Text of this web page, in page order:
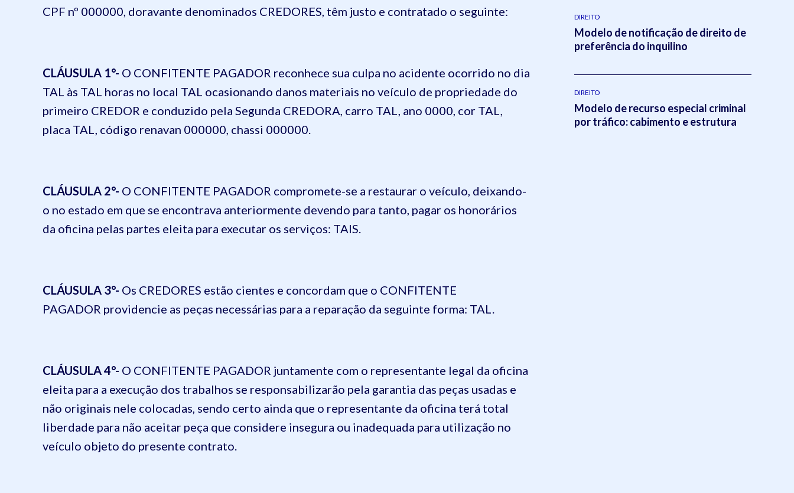
CPF nº 000000, doravante denominados CREDORES, têm justo e contratado o seguinte:
CLÁUSULA 1°- O CONFITENTE PAGADOR reconhece sua culpa no acidente ocorrido no dia
TAL às TAL horas no local TAL ocasionando danos materiais no veículo de propriedade do
primeiro CREDOR e conduzido pela Segunda CREDORA, carro TAL, ano 0000, cor TAL,
placa TAL, código renavan 000000, chassi 000000.
CLÁUSULA 2°- O CONFITENTE PAGADOR compromete-se a restaurar o veículo, deixando-
o no estado em que se encontrava anteriormente devendo para tanto, pagar os honorários
da oficina pelas partes eleita para executar os serviços: TAIS.
CLÁUSULA 3°- Os CREDORES estão cientes e concordam que o CONFITENTE
PAGADOR providencie as peças necessárias para a reparação da seguinte forma: TAL.
CLÁUSULA 4°- O CONFITENTE PAGADOR juntamente com o representante legal da oficina
eleita para a execução dos trabalhos se responsabilizarão pela garantia das peças usadas e
não originais nele colocadas, sendo certo ainda que o representante da oficina terá total
liberdade para não aceitar peça que considere insegura ou inadequada para utilização no
veículo objeto do presente contrato.
DIREITO
Modelo de notificação de direito de
preferência do inquilino
DIREITO
Modelo de recurso especial criminal
por tráfico: cabimento e estrutura